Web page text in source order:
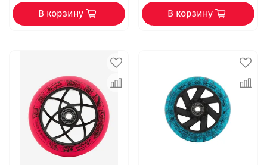
В корзину В корзину